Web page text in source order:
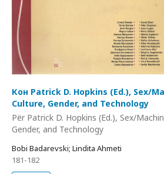
Кон Patrick D. Hopkins (Ed.), Sex/
Culture, Gender, and Technology
Për Patrick D. Hopkins (Ed.), Sex/
Gender, and Technology
Bobi Badarevski; Lindita Ahmeti
181-182